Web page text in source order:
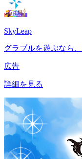
SkyLeap
グラブルを遊ぶなら
広告
詳細を見る